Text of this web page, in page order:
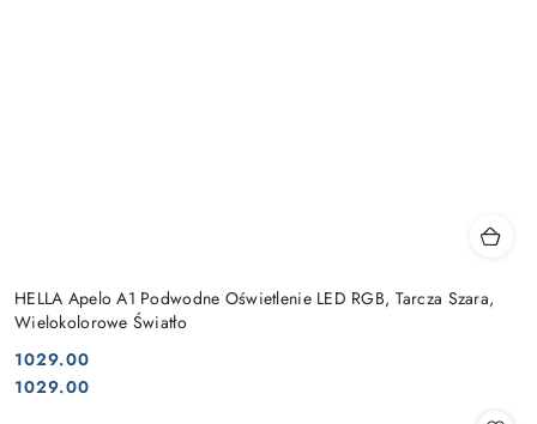
HELLA Apelo A1 Podwodne Oświetlenie LED RGB, Tarcza Szara,
Wielokolorowe Światło
Cena:
1029.00
Cena:
1029.00